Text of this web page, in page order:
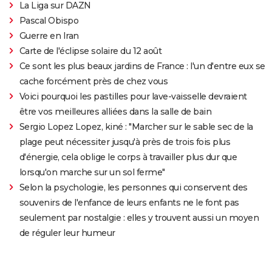
La Liga sur DAZN
Pascal Obispo
Guerre en Iran
Carte de l'éclipse solaire du 12 août
Ce sont les plus beaux jardins de France : l'un d'entre eux se
cache forcément près de chez vous
Voici pourquoi les pastilles pour lave-vaisselle devraient
être vos meilleures alliées dans la salle de bain
Sergio Lopez Lopez, kiné : "Marcher sur le sable sec de la
plage peut nécessiter jusqu'à près de trois fois plus
d'énergie, cela oblige le corps à travailler plus dur que
lorsqu'on marche sur un sol ferme"
Selon la psychologie, les personnes qui conservent des
souvenirs de l'enfance de leurs enfants ne le font pas
seulement par nostalgie : elles y trouvent aussi un moyen
de réguler leur humeur